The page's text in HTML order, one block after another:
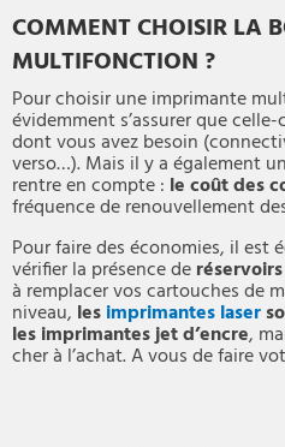
COMMENT CHOISIR LA
MULTIFONCTION ?
Pour choisir une imprimante
évidemment s’assurer que
dont vous avez besoin
verso…). Mais il y a également
rentre en compte : le coût des
fréquence de renouvellement
Pour faire des économies, il est
vérifier la présence de
à remplacer vos cartouches de
niveau, lesimprimantes laser
les imprimantes jet d’encre,
cher à l’achat. A vous de faire